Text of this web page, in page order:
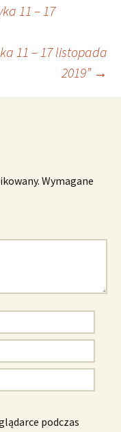
11 – 17
11 – 17 listopada
2019” →
Wymagane
podczas